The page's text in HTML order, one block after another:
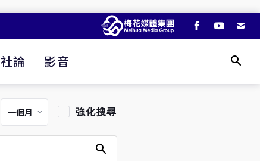
社論 影音
強化搜尋